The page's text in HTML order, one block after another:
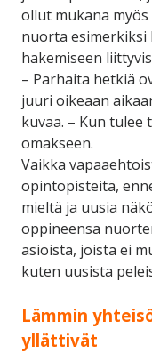
ollut mukana
nuorta esimerkiksi
hakemiseen
– Parhaita hetkiä
juuri oikeaan
kuvaa. – Kun
omakseen.
Vaikka
opintopisteitä,
mieltä ja uusia
oppineensa
asioista, joista ei
kuten uusista
Lämmin
yllättivät